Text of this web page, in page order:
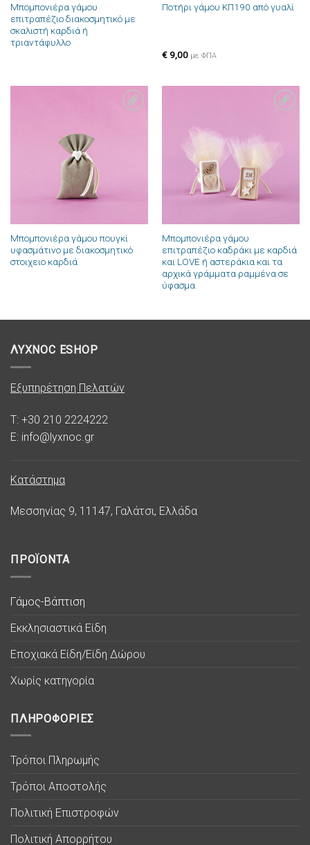
Μπομπονιέρα γάμου
επιτραπέζιο διακοσμητικό με
σκαλιστή καρδιά ή
τριαντάφυλλο
Ποτήρι γάμου ΚΠ190 από γυαλί
€9,00 με ΦΠΑ
Μπομπονιέρα γάμου πουγκί
υφασμάτινο με διακοσμητικό
στοιχειο καρδιά
Μπομπονιέρα γάμου
επιτραπέζιο καδράκι με καρδιά
και LOVE ή αστεράκια και τα
αρχικά γράμματα ραμμένα σε
ύφασμα
ΛΥΧΝΟC ESHOP
Εξυπηρέτηση Πελατών
T: +30 210 2224222
E: info@lyxnoc.gr
Κατάστημα
Μεσσηνίας 9, 11147, Γαλάτσι, Ελλάδα
ΠΡΟΪΟΝΤΑ
Γάμος-Βάπτιση
Εκκλησιαστικά Είδη
Εποχιακά Είδη/Είδη Δώρου
Χωρίς κατηγορία
ΠΛΗΡΟΦΟΡΙΕΣ
Τρόποι Πληρωμής
Τρόποι Αποστολής
Πολιτική Επιστροφών
Πολιτική Απορρήτου